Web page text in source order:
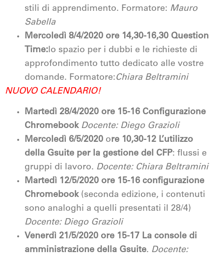
stili di apprendimento. Formatore: Mauro
Sabella
Mercoledì 8/4/2020 ore 14,30-16,30 Question
Time:lo spazio per i dubbi e le richieste di
approfondimento tutto dedicato alle vostre
domande. Formatore:Chiara Beltramini
NUOVO CALENDARIO!
Martedì 28/4/2020 ore 15-16 Configurazione
Chromebook Docente: Diego Grazioli
Mercoledì 6/5/2020 ore 10,30-12 L’utilizzo
della Gsuite per la gestione del CFP: flussi e
gruppi di lavoro. Docente: Chiara Beltramini
Martedì 12/5/2020 ore 15-16 configurazione
Chromebook(seconda edizione, i contenuti
sono analoghi a quelli presentati il 28/4)
Docente: Diego Grazioli
Venerdì 21/5/2020 ore 15-17 La console di
amministrazione della Gsuite. Docente: